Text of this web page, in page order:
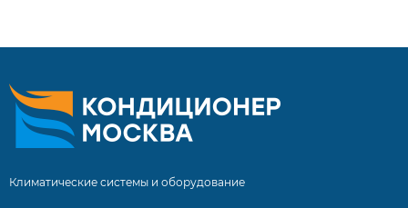
Климатические системы и оборудование